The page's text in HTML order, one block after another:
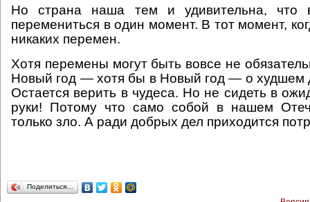
Но страна наша тем и удивительна, что
перемениться в один момент. В тот момент,
никаких перемен.
Хотя перемены могут быть вовсе не
Новый год — хотя бы в Новый год — о худшем
Остается верить в чудеса. Но не сидеть в
руки! Потому что само собой в нашем
только зло. А ради добрых дел приходится
Поделиться…